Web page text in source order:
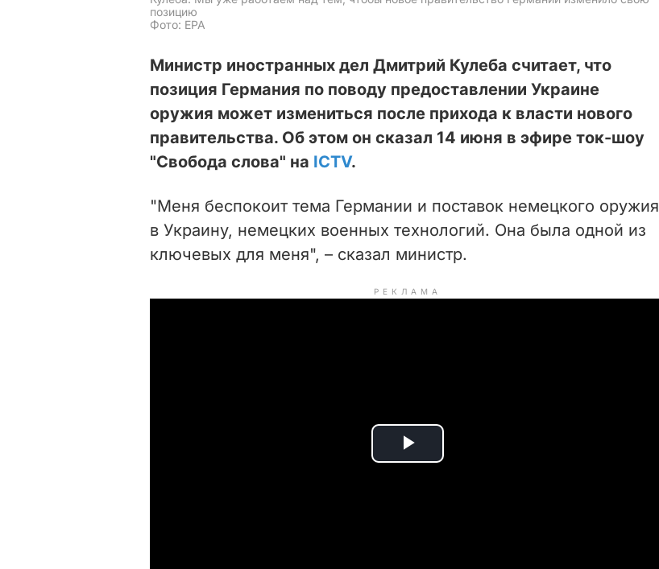
позицию
Фото: EPA
Министр иностранных дел Дмитрий Кулеба считает, что
позиция Германия по поводу предоставлении Украине
оружия может измениться после прихода к власти нового
правительства. Об этом он сказал 14 июня в эфире ток-шоу
"Свобода слова" на ICTV.
"Меня беспокоит тема Германии и поставок немецкого оружия
в Украину, немецких военных технологий. Она была одной из
ключевых для меня", – сказал министр.
РЕКЛАМА
P